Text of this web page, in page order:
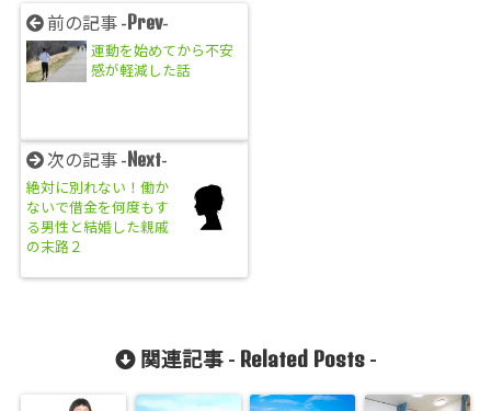
前の記事 - Prev-
運動を始めてから不安
感が軽減した話
次の記事 - Next-
絶対に別れない！働か
ないで借金を何度もす
る男性と結婚した親戚
の末路２
関連記事 - Related Posts-